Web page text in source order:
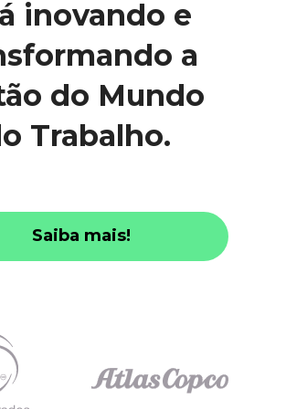
inovando e
a
do Mundo
Trabalho.
Saiba mais!